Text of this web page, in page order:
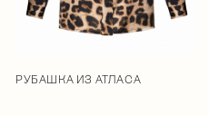
РУБАШКА ИЗ АТЛАСА